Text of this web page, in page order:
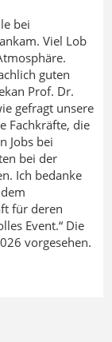
bei
Viel Lob
guten
Prof. Dr.
gefragt unsere
Fachkräfte, die
Jobs bei
bei der
Ich bedanke
für deren
Event.“ Die
vorgesehen.